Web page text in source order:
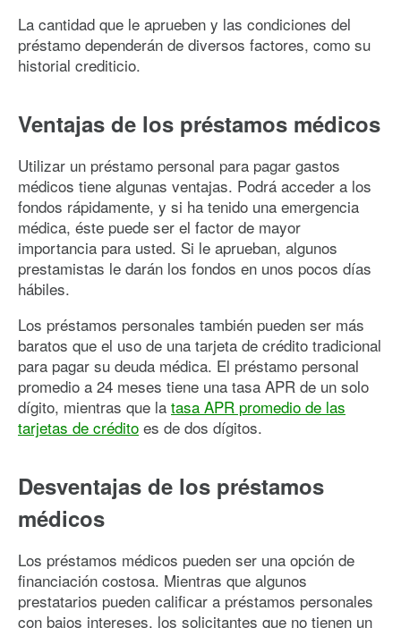
La cantidad que le aprueben y las condiciones del
préstamo dependerán de diversos factores, como su
historial crediticio.
Ventajas de los préstamos médicos
Utilizar un préstamo personal para pagar gastos
médicos tiene algunas ventajas. Podrá acceder a los
fondos rápidamente, y si ha tenido una emergencia
médica, éste puede ser el factor de mayor
importancia para usted. Si le aprueban, algunos
prestamistas le darán los fondos en unos pocos días
hábiles.
Los préstamos personales también pueden ser más
baratos que el uso de una tarjeta de crédito tradicional
para pagar su deuda médica. El préstamo personal
promedio a 24 meses tiene una tasa APR de un solo
dígito, mientras que la tasa APR promedio de las
tarjetas de crédito es de dos dígitos.
Desventajas de los préstamos
médicos
Los préstamos médicos pueden ser una opción de
financiación costosa. Mientras que algunos
prestatarios pueden calificar a préstamos personales
con bajos intereses, los solicitantes que no tienen un